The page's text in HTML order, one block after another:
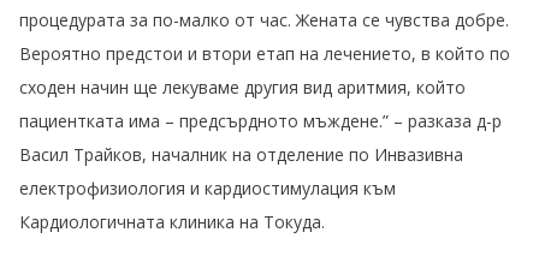
процедурата за по-малко от час. Жената се чувства добре.
Вероятно предстои и втори етап на лечението, в който по
сходен начин ще лекуваме другия вид аритмия, който
пациентката има – предсърдното мъждене.” – разказа д-р
Васил Трайков, началник на отделение по Инвазивна
електрофизиология и кардиостимулация към
Кардиологичната клиника на Токуда.